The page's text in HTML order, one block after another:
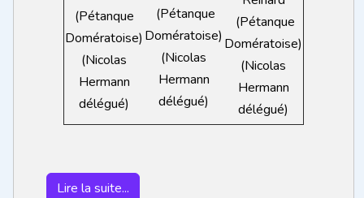
(Pétanque
Domératoise)
(Nicolas
Hermann
délégué)
(Pétanque
Domératoise)
(Nicolas
Hermann
délégué)
(Pétanque
Domératoise)
(Nicolas
Hermann
délégué)
Lire la suite...